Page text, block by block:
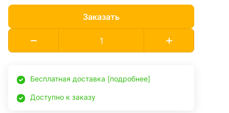
Заказать
Бесплатная доставка [подробнее]
Доступно к заказу